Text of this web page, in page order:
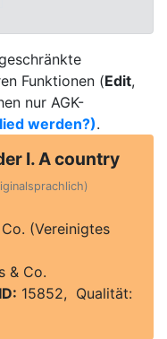
Funktionen (Edit,
nur AGK-
werden?).
I. A country
(Vereinigtes
& Co.
ID: 15852, Qualität: